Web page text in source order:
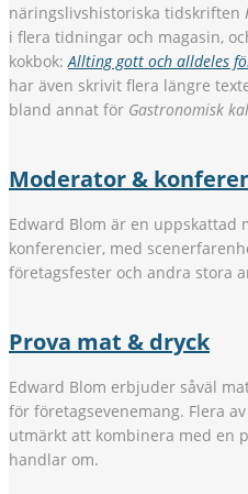
näringslivshistoriska tidskriften
i flera tidningar och magasin,
kokbok:Allting gott och alldeles
har även skrivit flera längre
bland annat för Gastronomisk
Moderator &
Edward Blom är en uppskattad
konferencier, med
företagsfester och andra stora
Prova mat & dryck
Edward Blom erbjuder såväl
för företagsevenemang. Flera
utmärkt att kombinera med en
handlar om.